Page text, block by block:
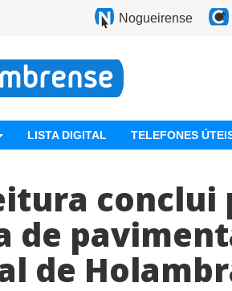
Nogueirense
LISTA DIGITAL TELEFONES
conclui
de
de